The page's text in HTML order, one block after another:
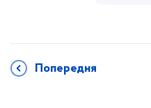
Попередня